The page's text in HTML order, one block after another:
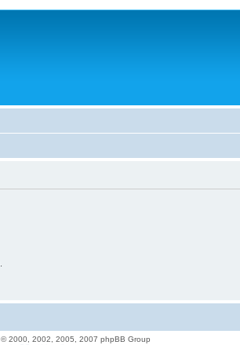
© 2000, 2002, 2005, 2007 phpBB Group